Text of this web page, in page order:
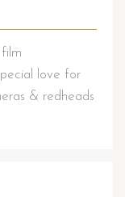
love for
& redheads